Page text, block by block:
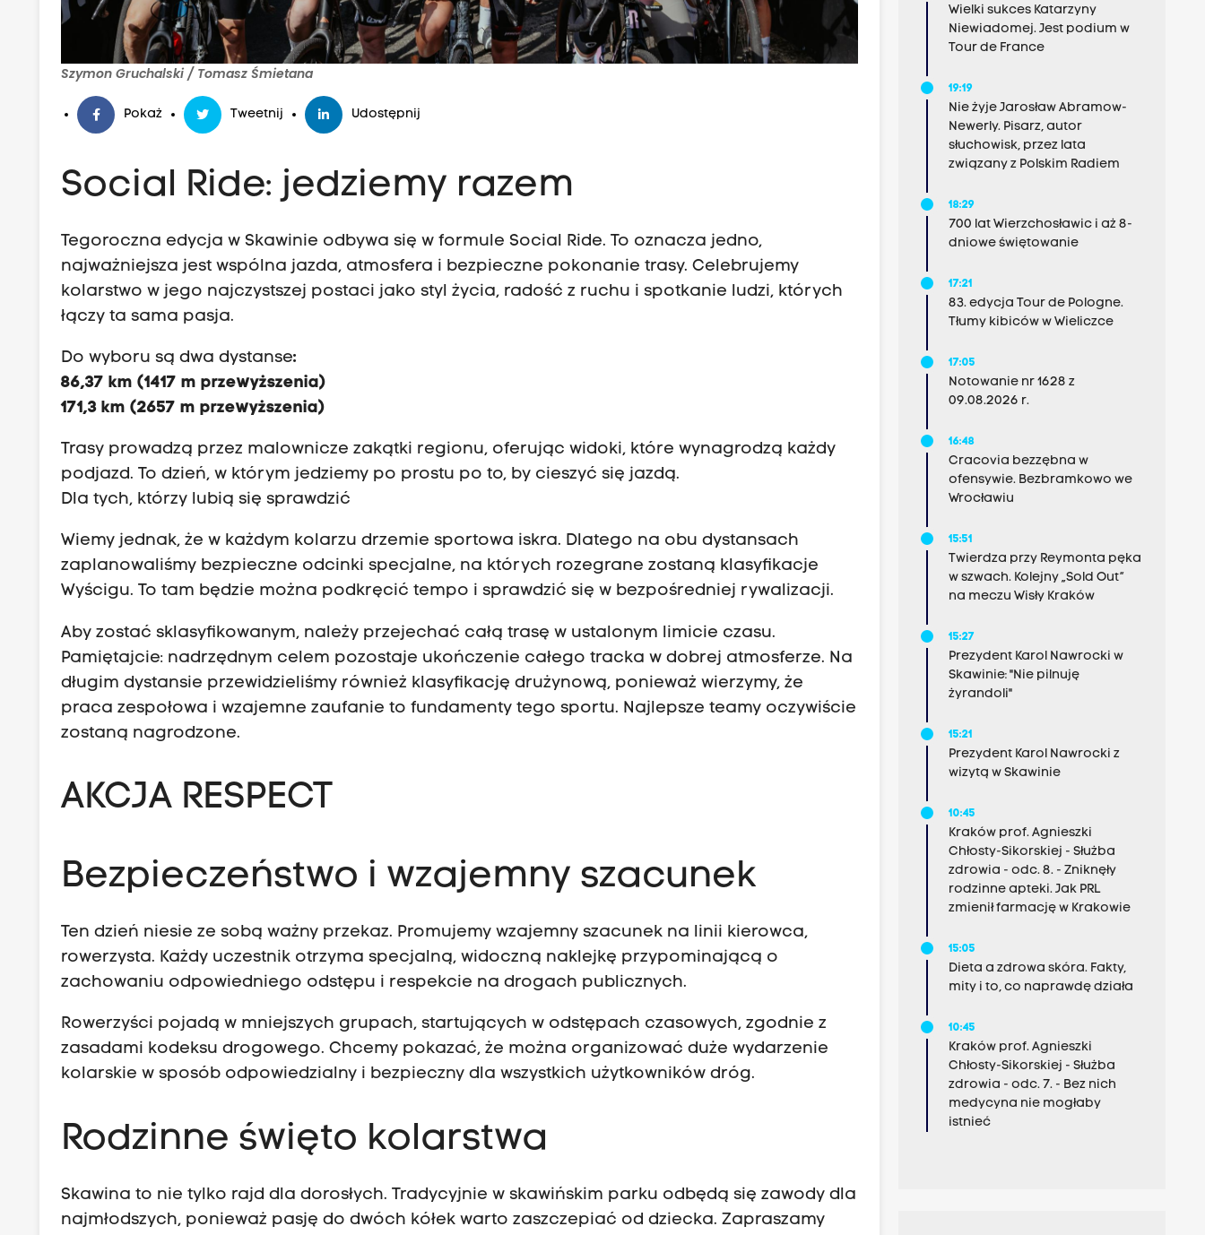
Szymon Gruchalski / Tomasz Śmietana
Pokaż Tweetnij Udostępnij
Social Ride: jedziemy razem
Tegoroczna edycja w Skawinie odbywa się w formule Social Ride. To oznacza jedno,
najważniejsza jest wspólna jazda, atmosfera i bezpieczne pokonanie trasy. Celebrujemy
kolarstwo w jego najczystszej postaci jako styl życia, radość z ruchu i spotkanie ludzi, których
łączy ta sama pasja.
Do wyboru są dwa dystanse:
86,37 km (1417 m przewyższenia)
171,3 km (2657 m przewyższenia)
Trasy prowadzą przez malownicze zakątki regionu, oferując widoki, które wynagrodzą każdy
podjazd. To dzień, w którym jedziemy po prostu po to, by cieszyć się jazdą.
Dla tych, którzy lubią się sprawdzić
Wiemy jednak, że w każdym kolarzu drzemie sportowa iskra. Dlatego na obu dystansach
zaplanowaliśmy bezpieczne odcinki specjalne, na których rozegrane zostaną klasyfikacje
Wyścigu. To tam będzie można podkręcić tempo i sprawdzić się w bezpośredniej rywalizacji.
Aby zostać sklasyfikowanym, należy przejechać całą trasę w ustalonym limicie czasu.
Pamiętajcie: nadrzędnym celem pozostaje ukończenie całego tracka w dobrej atmosferze. Na
długim dystansie przewidzieliśmy również klasyfikację drużynową, ponieważ wierzymy, że
praca zespołowa i wzajemne zaufanie to fundamenty tego sportu. Najlepsze teamy oczywiście
zostaną nagrodzone.
AKCJA RESPECT
Bezpieczeństwo i wzajemny szacunek
Ten dzień niesie ze sobą ważny przekaz. Promujemy wzajemny szacunek na linii kierowca,
rowerzysta. Każdy uczestnik otrzyma specjalną, widoczną naklejkę przypominającą o
zachowaniu odpowiedniego odstępu i respekcie na drogach publicznych.
Rowerzyści pojadą w mniejszych grupach, startujących w odstępach czasowych, zgodnie z
zasadami kodeksu drogowego. Chcemy pokazać, że można organizować duże wydarzenie
kolarskie w sposób odpowiedzialny i bezpieczny dla wszystkich użytkowników dróg.
Rodzinne święto kolarstwa
Skawina to nie tylko rajd dla dorosłych. Tradycyjnie w skawińskim parku odbędą się zawody dla
najmłodszych, ponieważ pasję do dwóch kółek warto zaszczepiać od dziecka. Zapraszamy
Wielki sukces Katarzyny
Niewiadomej. Jest podium w
Tour de France
19:19
Nie żyje Jarosław Abramow-
Newerly. Pisarz, autor
słuchowisk, przez lata
związany z Polskim Radiem
18:29
700 lat Wierzchosławic i aż 8-
dniowe świętowanie
17:21
83. edycja Tour de Pologne.
Tłumy kibiców w Wieliczce
17:05
Notowanie nr 1628 z
09.08.2026 r.
16:48
Cracovia bezzębna w
ofensywie. Bezbramkowo we
Wrocławiu
15:51
Twierdza przy Reymonta pęka
w szwach. Kolejny „Sold Out”
na meczu Wisły Kraków
15:27
Prezydent Karol Nawrocki w
Skawinie: "Nie pilnuję
żyrandoli"
15:21
Prezydent Karol Nawrocki z
wizytą w Skawinie
10:45
Kraków prof. Agnieszki
Chłosty-Sikorskiej - Służba
zdrowia - odc. 8. - Zniknęły
rodzinne apteki. Jak PRL
zmienił farmację w Krakowie
15:05
Dieta a zdrowa skóra. Fakty,
mity i to, co naprawdę działa
10:45
Kraków prof. Agnieszki
Chłosty-Sikorskiej - Służba
zdrowia - odc. 7. - Bez nich
medycyna nie mogłaby
istnieć